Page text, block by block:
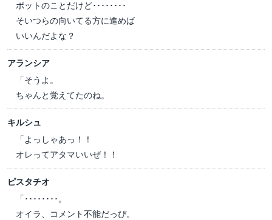
ポットのことだけど････････
そいつらの向いてる方に進めば
いいんだよな？
アランシア
「そうよ。
ちゃんと覚えてたのね。
キルシュ
「よっしゃあっ！！
オレってアタマいいぜ！！
ピスタチオ
「････････。
オイラ、コメント不能だっぴ。